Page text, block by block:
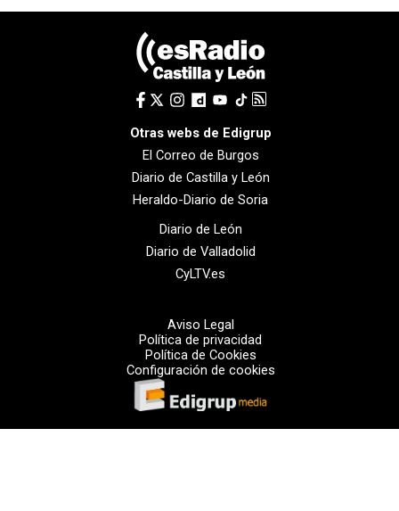
Otras webs de Edigrup
El Correo de Burgos
Diario de Castilla y León
Heraldo-Diario de Soria
Diario de León
Diario de Valladolid
CyLTV.es
Aviso Legal
Política de privacidad
Política de Cookies
Configuración de cookies